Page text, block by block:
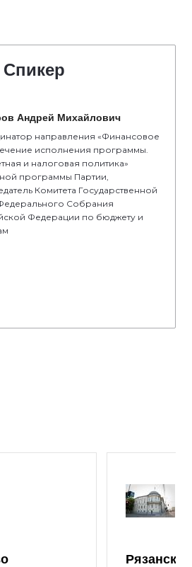
Спикер
Андрей Михайлович
направления «Финансовое
исполнения программы.
и налоговая политика»
программы Партии,
Комитета Государственной
Собрания
Федерации по бюджету и